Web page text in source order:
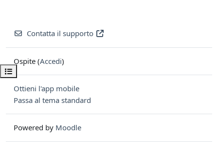
Apri indice del corso
Contatta il supporto
Ospite (Accedi)
Ottieni l'app mobile
Passa al tema standard
Powered by Moodle